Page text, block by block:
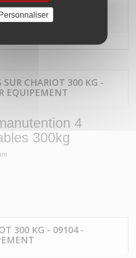
Personnaliser
d'envies
SUR CHARIOT 300 KG -
EQUIPEMENT
4
300kg
300 KG - 09104 -